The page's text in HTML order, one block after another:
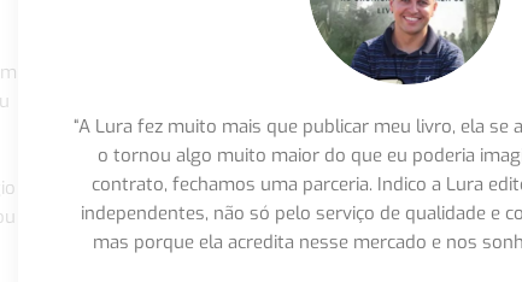
“A Lura fez muito mais que publicar meu livro, ela
o tornou algo muito maior do que eu poderia
contrato, fechamos uma parceria. Indico a Lura
independentes, não só pelo serviço de qualidade e
mas porque ela acredita nesse mercado e nos